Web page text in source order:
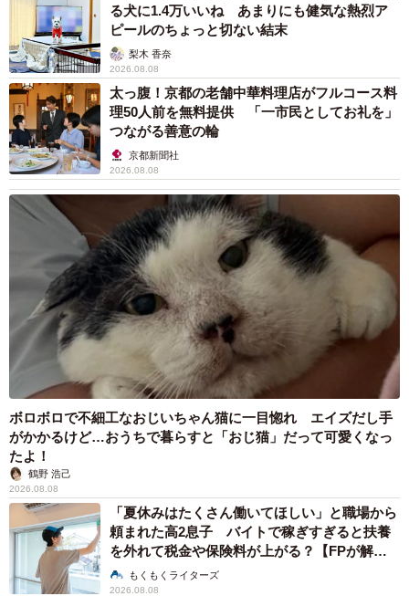
る犬に1.4万いいね あまりにも健気な熱烈ア
ピールのちょっと切ない結末
梨木 香奈
2026.08.08
太っ腹！京都の老舗中華料理店がフルコース料
理50人前を無料提供 「一市民としてお礼を」
つながる善意の輪
京都新聞社
2026.08.08
ボロボロで不細工なおじいちゃん猫に一目惚れ エイズだし手
がかかるけど…おうちで暮らすと「おじ猫」だって可愛くなっ
たよ！
鶴野 浩己
2026.08.08
「夏休みはたくさん働いてほしい」と職場から
頼まれた高2息子 バイトで稼ぎすぎると扶養
を外れて税金や保険料が上がる？【FPが解
説】もくもくライターズ
2026.08.08